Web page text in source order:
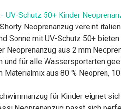
UV-Schutz 50+ Kinder
Neoprenanzug vereint
Sonne mit UV-Schutz 50+ bieten
Neoprenanzug aus 2 mm
und für alle Wassersportarten
aus 80 % Neopren,
für Kinder eignet